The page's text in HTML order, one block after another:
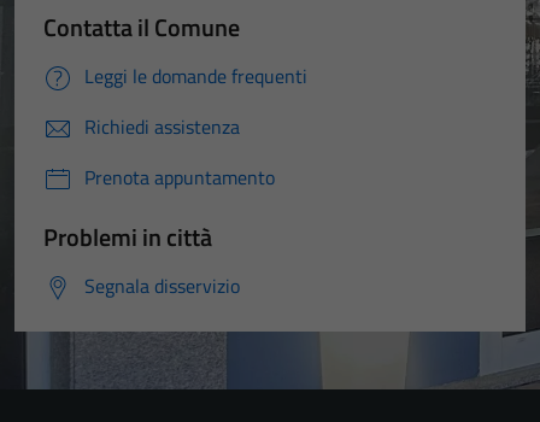
Contatta il Comune
Leggi le domande frequenti
Richiedi assistenza
Prenota appuntamento
Problemi in città
Segnala disservizio